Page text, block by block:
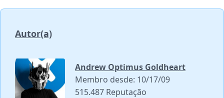
Autor(a)
Andrew Optimus Goldheart
Membro desde: 10/17/09
515.487 Reputação